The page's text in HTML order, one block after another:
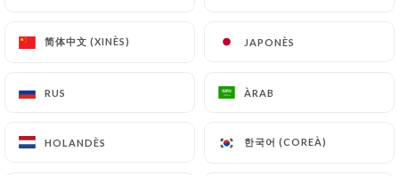
简体中文 (XINÈS) JAPONÈS
RUS ÀRAB
HOLANDÈS 한국어 (COREÀ)
Café du Théâtre
简体中文 (XINÈS) JAPONÈS
RUS ÀRAB
HOLANDÈS 한국어 (COREÀ)